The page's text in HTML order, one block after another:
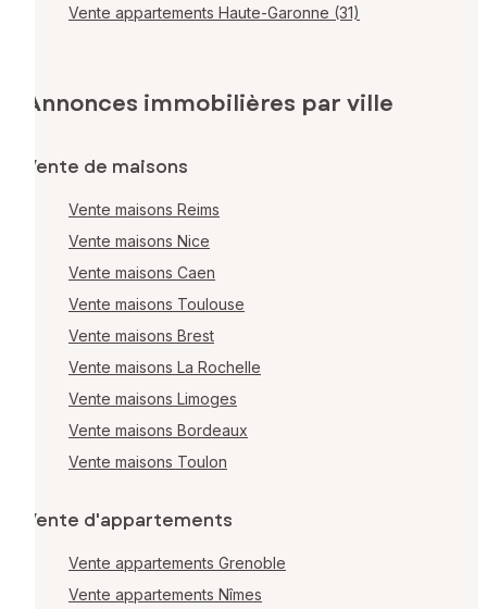
Vente appartements Haute-Garonne (31)
Annonces immobilières par ville
Vente de maisons
Vente maisons Reims
Vente maisons Nice
Vente maisons Caen
Vente maisons Toulouse
Vente maisons Brest
Vente maisons La Rochelle
Vente maisons Limoges
Vente maisons Bordeaux
Vente maisons Toulon
Vente d'appartements
Vente appartements Grenoble
Vente appartements Nîmes